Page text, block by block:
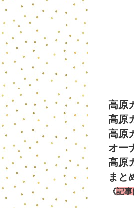
高原
高原
高原
オー
高原
まと
《記事